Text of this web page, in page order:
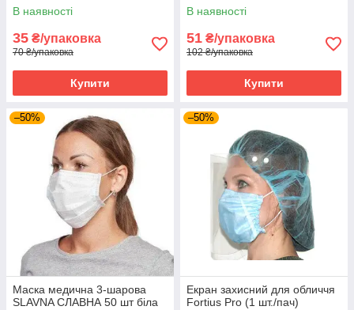
В наявності
35 ₴/упаковка
70 ₴/упаковка
Купити
В наявності
51 ₴/упаковка
102 ₴/упаковка
Купити
–50%
Маска медична 3-шарова
SLAVNA СЛАВНА 50 шт біла
–50%
Екран захисний для обличчя
Fortius Pro (1 шт./пач)